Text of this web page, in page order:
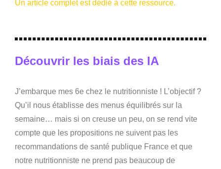
Un article complet est dédié à cette ressource.
Découvrir les biais des IA
J’embarque mes 6e chez le nutritionniste ! L’objectif ?
Qu’il nous établisse des menus équilibrés sur la
semaine… mais si on creuse un peu, on se rend vite
compte que les propositions ne suivent pas les
recommandations de santé publique France et que
notre nutritionniste ne prend pas beaucoup de